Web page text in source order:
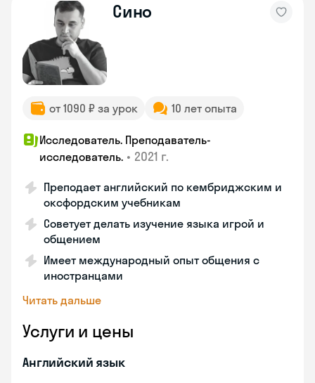
Сино
от 1090 ₽ за урок 10 лет опыта
Исследователь. Преподаватель-
исследователь. • 2021 г.
Преподает английский по кембриджским и
оксфордским учебникам
Советует делать изучение языка игрой и
общением
Имеет международный опыт общения с
иностранцами
Читать дальше
Услуги и цены
Английский язык